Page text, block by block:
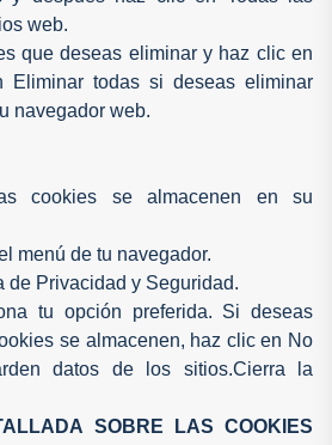
web.
que deseas eliminar y haz clic en
Eliminar todas si deseas eliminar
navegador web.
cookies se almacenen en su
menú de tu navegador.
de Privacidad y Seguridad.
tu opción preferida. Si deseas
se almacenen, haz clic en No
datos de los sitios.Cierra la
SOBRE LAS COOKIES